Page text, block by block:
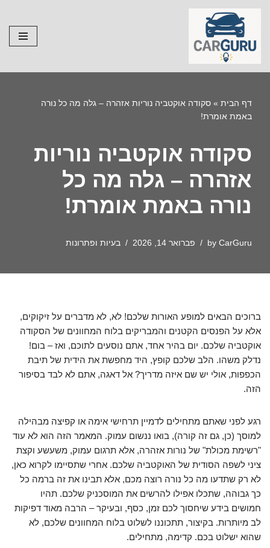
Skip
to
content
דף הבית » סקודה אוקטביה נוריות אזהרה – גלה מה כל נורה
באמת אומרת!
סקודה אוקטביה נוריות
אזהרה – גלה מה כל
נורה באמת אומרת!
by CarGuru פברואר 14, 2026 בעיות ופתרונות
ברוכים הבאים למופע האורות שלכם! לא, לא מדברים על זיקוקים,
אלא על הפנסים הקטנים והמבריקים בלוח המחוונים של הסקודה
אוקטביה שלכם. יום בהיר אחד, אתם נוסעים לתוכם, ואז – בום!
נדלק משהו. הלב שלכם קופץ, היד מחפשת את הידית של תיבת
הכפפות, אולי יש שם איזה מדריך? אל דאגה, אתם לא לבד בסיפור
הזה.
רגע לפני שאתם מתחילים לדמיין תרחישי אימה או קפיצה מבהילה
למוסך (כן, גם זה קורה), בואו ננשום עמוק. המאמר הזה הוא לא עוד
"רשימת מכולת" של נורות אזהרה, אלא תרגום עמוק, משעשע וקצת
ציני לשפה הסודית של האוקטביה שלכם. אחרי שתסיימו לקרוא כאן,
לא רק שתדעו מה כל נורה רוצה מכם, אלא תבינו את זה ברמה כל
כך גבוהה, שתכלו אפילו להרשים את המוסכניק שלכם. תהיו
חמושים בידע שיחסוך לכם זמן, כסף, ובעיקר – הרבה מאוד דפיקות
לב מיותרות. בקיצור, תתכוננו לשלוט בלוח המחוונים שלכם, לא
שהוא ישלוט בכם. קדימה, מתחילים.